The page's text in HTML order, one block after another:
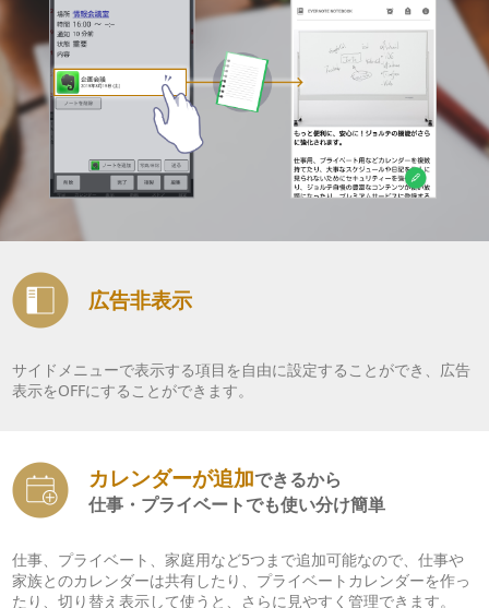
広告非表示
サイドメニューで表示する項目を自由に設定することができ、広告
表示をOFFにすることができます。
カレンダーが追加できるから
仕事・プライベートでも使い分け簡単
仕事、プライベート、家庭用など5つまで追加可能なので、仕事や
家族とのカレンダーは共有したり、プライベートカレンダーを作っ
たり、切り替え表示して使うと、さらに見やすく管理できます。